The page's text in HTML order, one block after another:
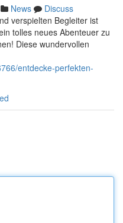
News
Discuss
verspielten Begleiter ist
tolles neues Abenteuer zu
Diese wundervollen
entdecke-perfekten-